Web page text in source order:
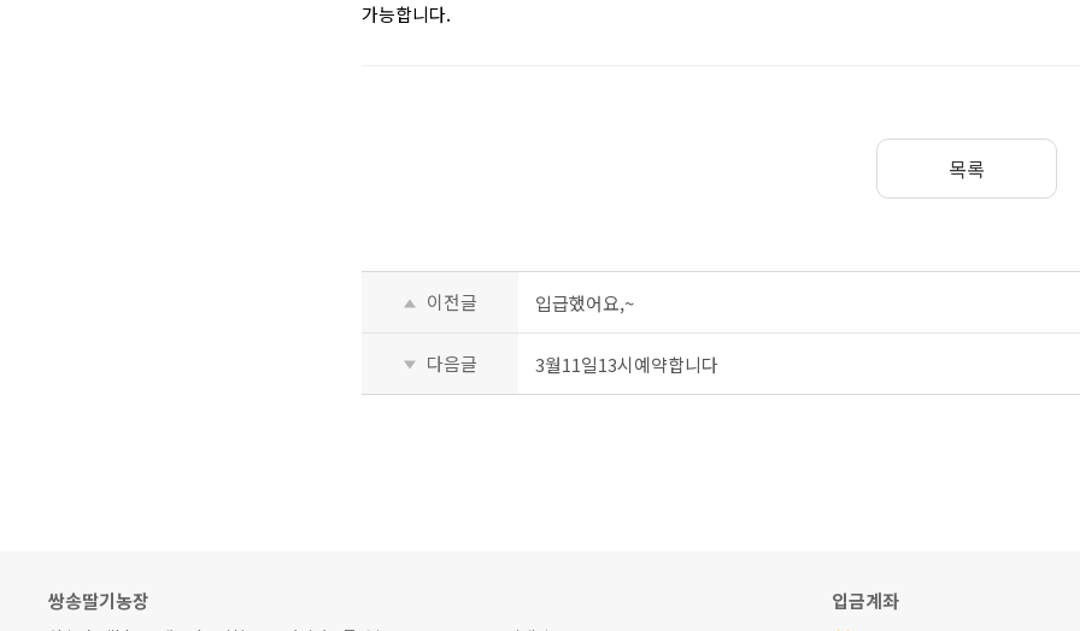
가능합니다.
목록
이전글 입급했어요,~
다음글 3월11일13시예약합니다
쌍송딸기농장 입금계좌